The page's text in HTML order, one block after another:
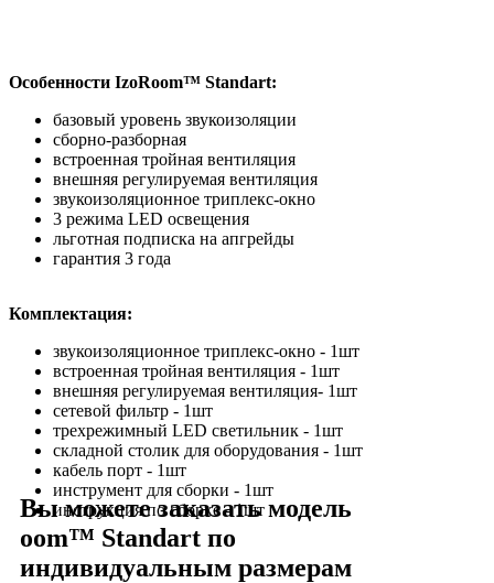
Особенности IzoRoom™ Standart:
базовый уровень звукоизоляции
сборно-разборная
встроенная тройная вентиляция
внешняя регулируемая вентиляция
звукоизоляционное триплекс-окно
3 режима LED освещения
льготная подписка на апгрейды
гарантия 3 года
Комплектация:
звукоизоляционное триплекс-окно - 1шт
встроенная тройная вентиляция - 1шт
внешняя регулируемая вентиляция- 1шт
сетевой фильтр - 1шт
трехрежимный LED светильник - 1шт
складной столик для оборудования - 1шт
кабель порт - 1шт
инструмент для сборки - 1шт
инструкция по сборке - 1шт
Вы можете заказать модель
oom™ Standart по
индивидуальным размерам